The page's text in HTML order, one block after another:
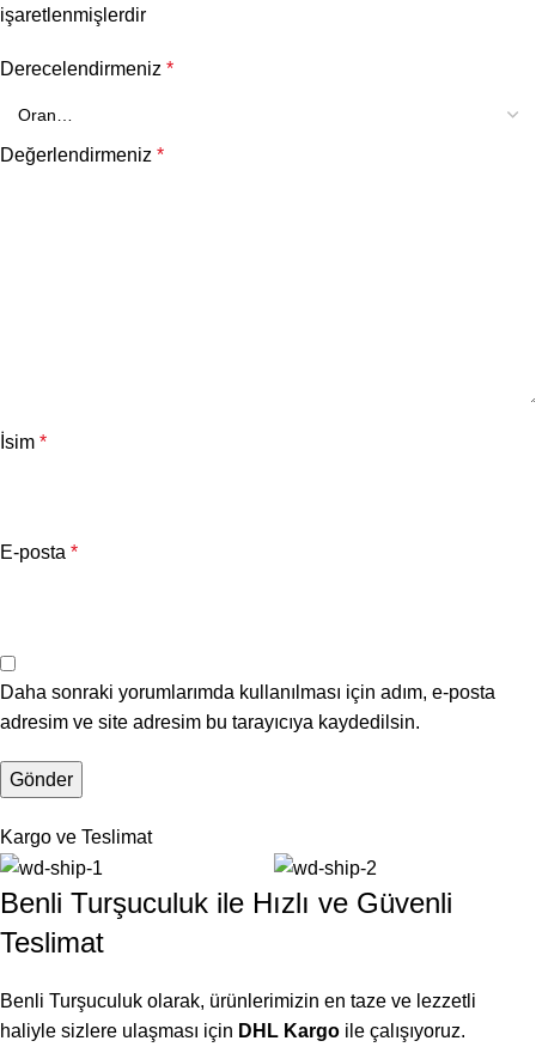
işaretlenmişlerdir
Derecelendirmeniz *
Değerlendirmeniz *
İsim *
E-posta *
Daha sonraki yorumlarımda kullanılması için adım, e-posta
adresim ve site adresim bu tarayıcıya kaydedilsin.
Kargo ve Teslimat
Benli Turşuculuk ile Hızlı ve Güvenli
Teslimat
Benli Turşuculuk olarak, ürünlerimizin en taze ve lezzetli
haliyle sizlere ulaşması için DHL Kargo ile çalışıyoruz.